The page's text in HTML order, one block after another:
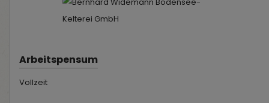
Arbeitspensum
Vollzeit